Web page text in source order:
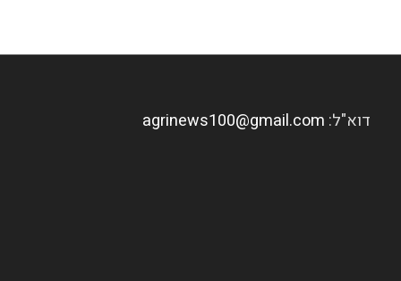
דוא"ל: agrinews100@gmail.com